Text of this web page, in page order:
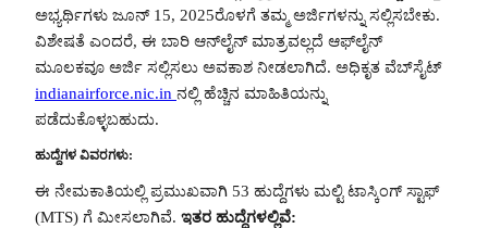
ಅಭ್ಯರ್ಥಿಗಳು ಜೂನ್ 15, 2025ರೊಳಗೆ ತಮ್ಮ ಅರ್ಜಿಗಳನ್ನು ಸಲ್ಲಿಸಬೇಕು.
ವಿಶೇಷತೆ ಎಂದರೆ, ಈ ಬಾರಿ ಆನ್‌ಲೈನ್ ಮಾತ್ರವಲ್ಲದೆ ಆಫ್‌ಲೈನ್
ಮೂಲಕವೂ ಅರ್ಜಿ ಸಲ್ಲಿಸಲು ಅವಕಾಶ ನೀಡಲಾಗಿದೆ. ಅಧಿಕೃತ ವೆಬ್‌ಸೈಟ್
indianairforce.nic.in ನಲ್ಲಿ ಹೆಚ್ಚಿನ ಮಾಹಿತಿಯನ್ನು
ಪಡೆದುಕೊಳ್ಳಬಹುದು.
ಹುದ್ದೆಗಳ ವಿವರಗಳು:
ಈ ನೇಮಕಾತಿಯಲ್ಲಿ ಪ್ರಮುಖವಾಗಿ 53 ಹುದ್ದೆಗಳು ಮಲ್ಟಿ ಟಾಸ್ಕಿಂಗ್ ಸ್ಟಾಫ್
(MTS) ಗೆ ಮೀಸಲಾಗಿವೆ. ಇತರ ಹುದ್ದೆಗಳಲ್ಲಿವೆ: